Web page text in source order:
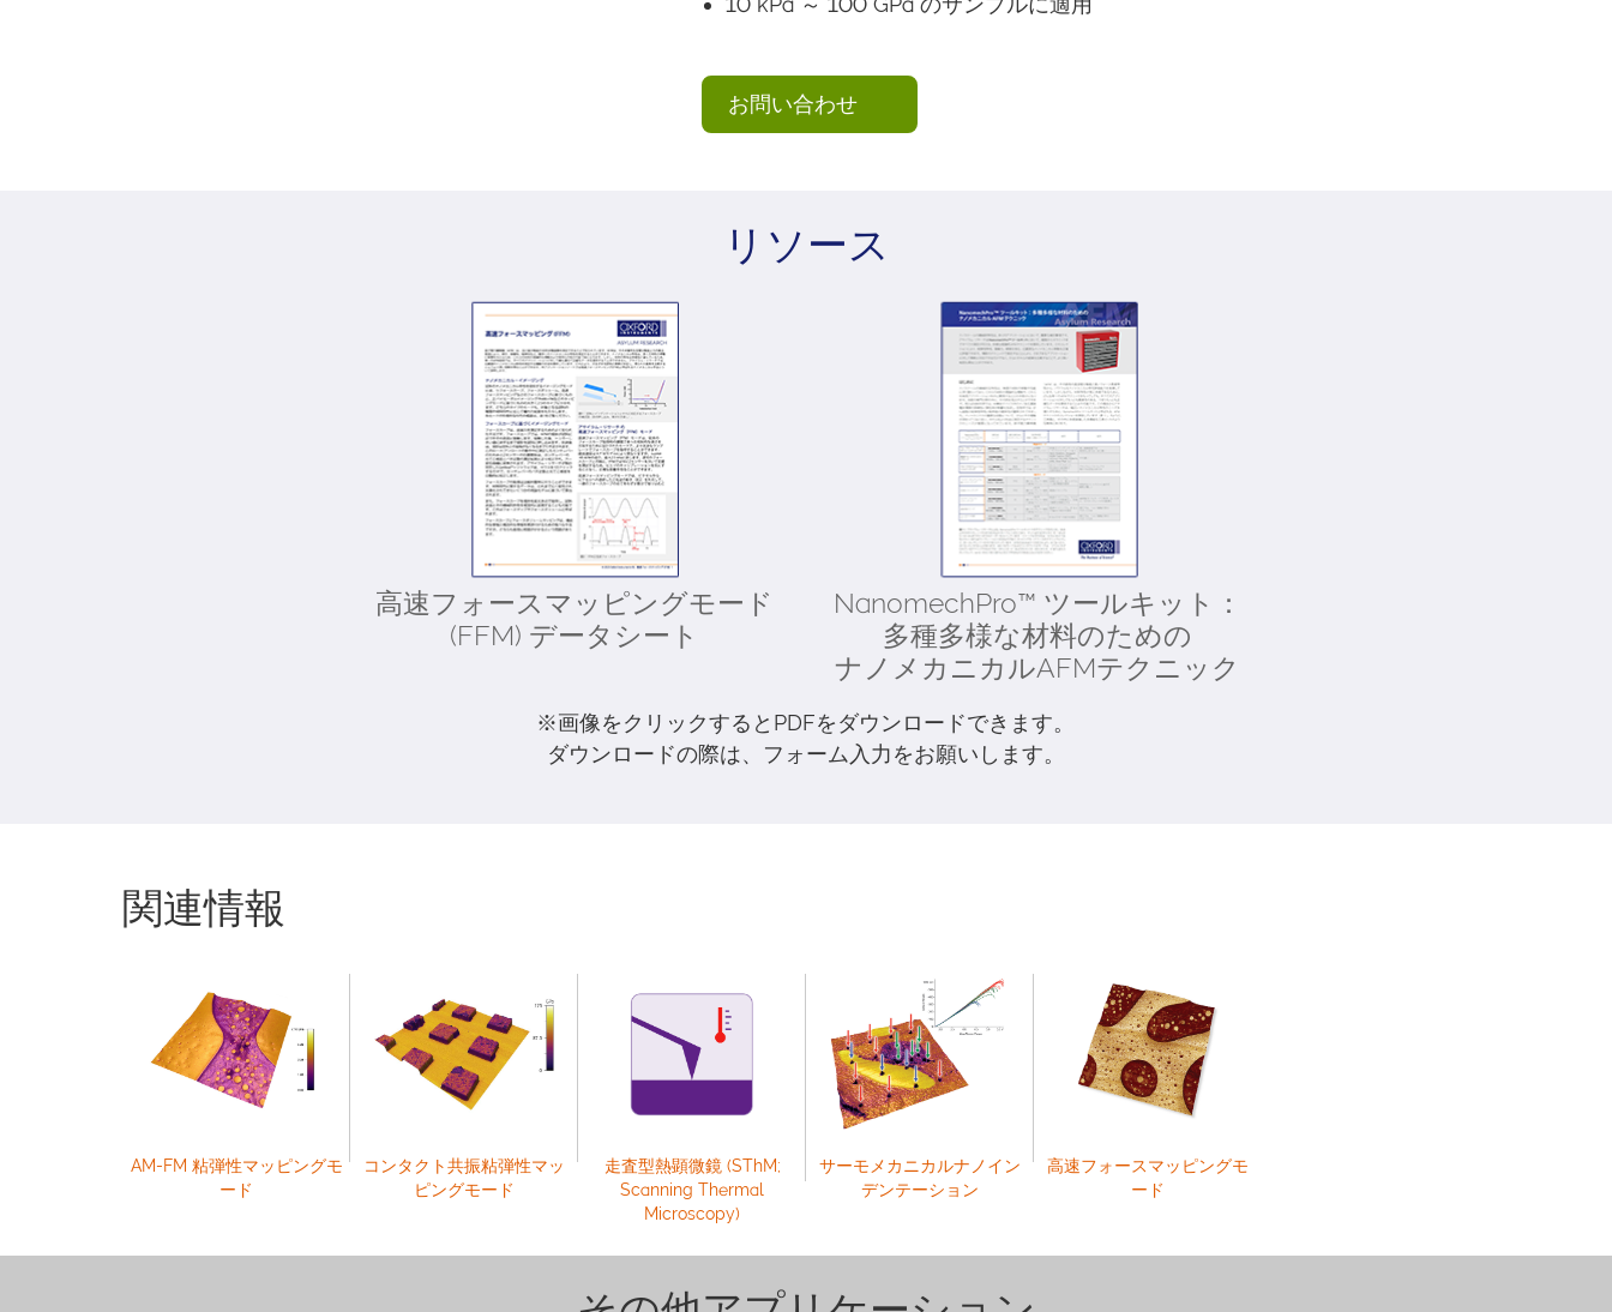
お問い合わせ
リソース
高速フォースマッピングモード
(FFM) データシート
NanomechPro™ ツールキット：
多種多様な材料のための
ナノメカニカルAFMテクニック
※画像をクリックするとPDFをダウンロードできます。
ダウンロードの際は、フォーム入力をお願いします。
関連情報
AM-FM 粘弾性マッピングモ
ード
コンタクト共振粘弾性マッ
ピングモード
走査型熱顕微鏡 (SThM;
Scanning Thermal
Microscopy)
サーモメカニカルナノイン
デンテーション
高速フォースマッピングモ
ード